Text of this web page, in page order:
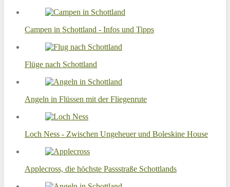
Campen in Schottland - Infos und Tipps
Flüge nach Schottland
Angeln in Flüssen mit der Fliegenrute
Loch Ness - Zwischen Ungeheuer und Boleskine House
Applecross, die höchste Passstraße Schottlands